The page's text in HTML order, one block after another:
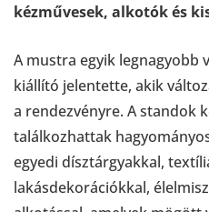
kézművesek, alkotók és
A mustra egyik legnagyobb
kiállító jelentette, akik
a rendezvényre. A standok
találkozhattak
egyedi dísztárgyakkal,
lakásdekorációkkal,